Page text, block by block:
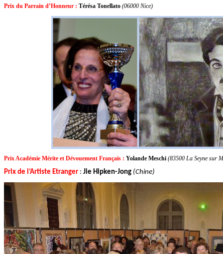
Prix du Parrain d’Honneur : Térésa Tonellato (06000 Nice)
Prix Académie Mérite et Dévouement Français : Yolande Meschi (83500 La Seyne sur
Prix de l’Artiste Etranger : Jie Hipken-Jong (Chine)